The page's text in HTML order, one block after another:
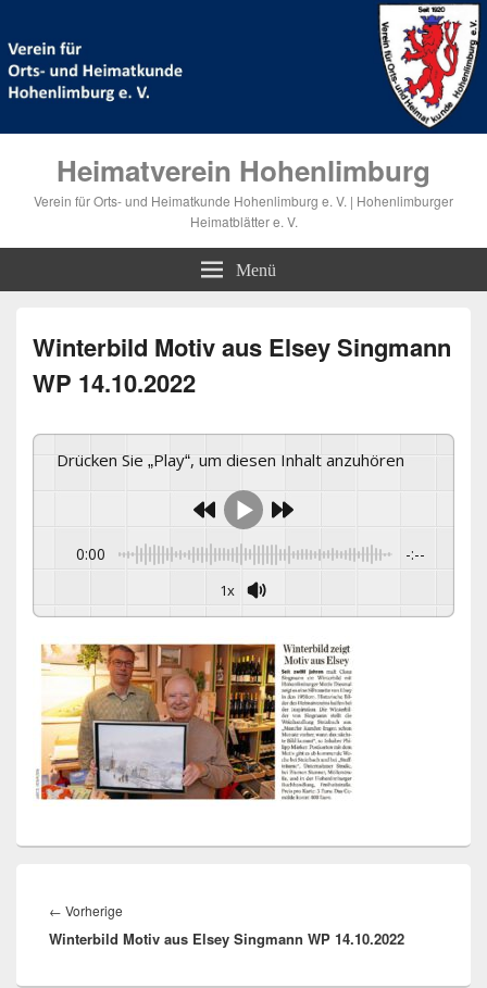
Heimatverein Hohenlimburg
Verein für Orts- und Heimatkunde Hohenlimburg e. V. | Hohenlimburger
Heimatblätter e. V.
Menü
Winterbild Motiv aus Elsey Singmann
WP 14.10.2022
Drücken Sie „Play“, um diesen Inhalt anzuhören
0:00 -:--
1x
← Vorherige
Beitrag:
Winterbild Motiv aus Elsey Singmann WP 14.10.2022